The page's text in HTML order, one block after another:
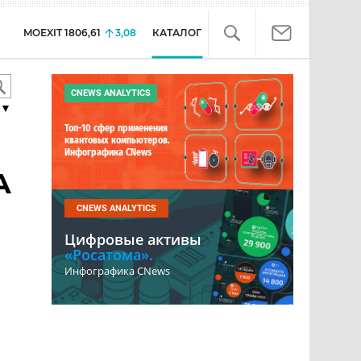
MOEXIT 1806,61 3,08 КАТАЛОГ
CNEWS ANALYTICS
Топ-10 сфер применения
квантовых компьютеров.
Инфографика CNews
CNEWS ANALYTICS
Цифровые активы
«Росатома».
Инфографика CNews